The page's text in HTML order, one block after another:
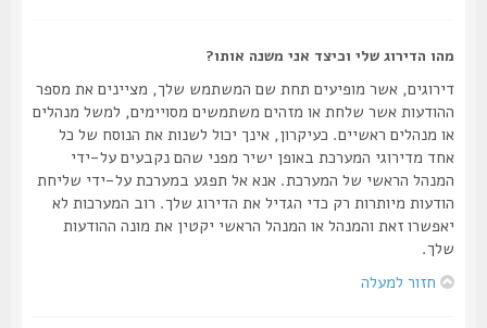
מהו הדירוג שלי וכיצד אני משנה אותו?
דירוגים, אשר מופיעים תחת שם המשתמש שלך, מציינים את מספר
ההודעות אשר שלחת או מזהים משתמשים מסויימים, למשל מנהלים
או מנהלים ראשיים. כעיקרון, אינך יכול לשנות את הנוסח של כל
אחד מדירוגי המערכת באופן ישיר מפני שהם נקבעים על-ידי
המנהל הראשי של המערכת. אנא אל תפגע במערכת על-ידי שליחת
הודעות מיותרות רק כדי הגדיל את הדירוג שלך. רוב המערכות לא
יאפשרו זאת והמנהל או המנהל הראשי יקטין את מונה ההודעות
חזור למעלה